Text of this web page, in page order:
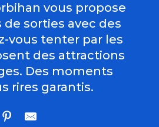
vous propose
sorties avec des
vous tenter par les
des attractions
Des moments
rires garantis.